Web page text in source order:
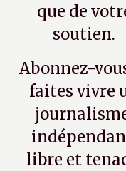
que de
soutien.
Abonnez-
faites vivre
libre et